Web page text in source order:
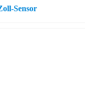
Sensor